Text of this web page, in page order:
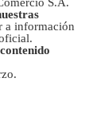
a información